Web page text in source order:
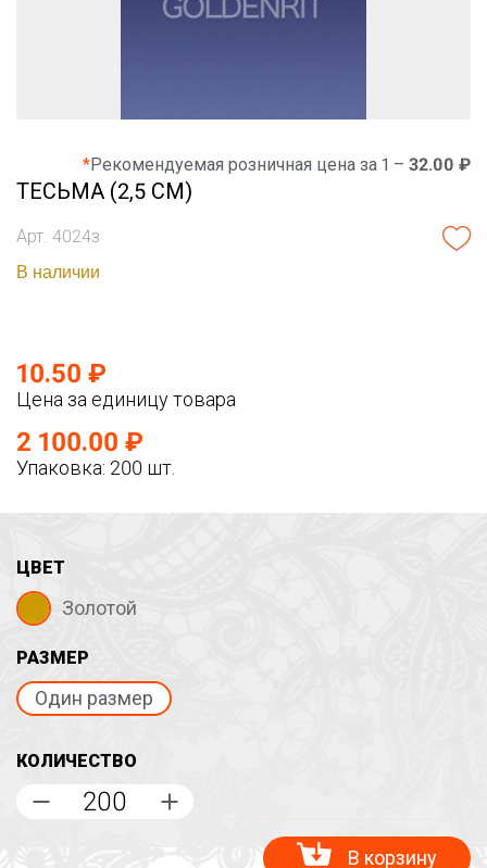
*Рекомендуемая розничная цена за 1 – 32.00 ₽
ТЕСЬМА (2,5 СМ)
Арт. 4024з
В наличии
10.50 ₽
Цена за единицу товара
2 100.00 ₽
Упаковка: 200 шт.
ЦВЕТ
Золотой
РАЗМЕР
Один размер
КОЛИЧЕСТВО
В корзину